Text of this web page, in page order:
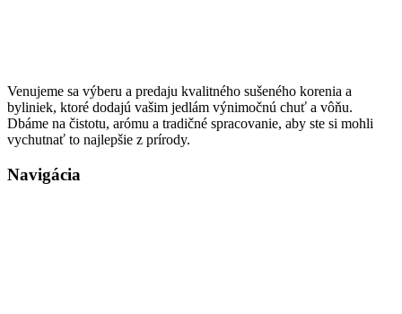
Venujeme sa výberu a predaju kvalitného sušeného korenia a
byliniek, ktoré dodajú vašim jedlám výnimočnú chuť a vôňu.
Dbáme na čistotu, arómu a tradičné spracovanie, aby ste si mohli
vychutnať to najlepšie z prírody.
Navigácia